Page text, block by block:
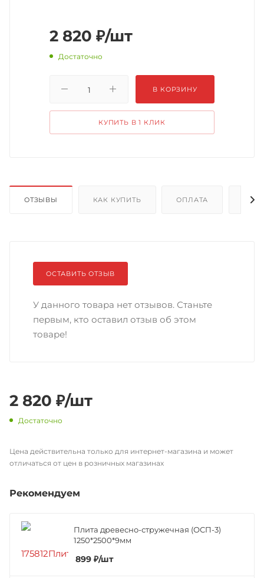
2 820 ₽/шт
Достаточно
В КОРЗИНУ
КУПИТЬ В 1 КЛИК
ОТЗЫВЫ КАК КУПИТЬ ОПЛАТА
ОСТАВИТЬ ОТЗЫВ
У данного товара нет отзывов. Станьте
первым, кто оставил отзыв об этом
товаре!
2 820 ₽/шт
Достаточно
Цена действительна только для интернет-магазина и может
отличаться от цен в розничных магазинах
Рекомендуем
Плита древесно-стружечная (ОСП-3)
1250*2500*9мм
899 ₽/шт